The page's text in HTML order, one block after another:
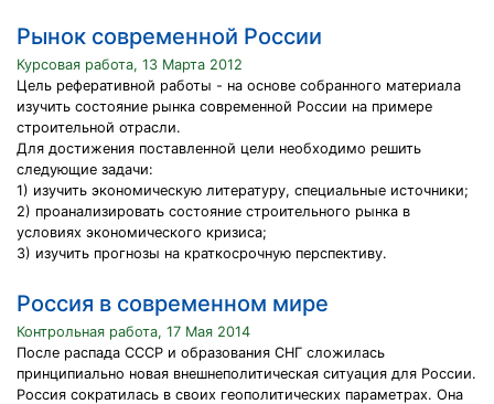
Рынок современной России
Курсовая работа, 13 Марта 2012
Цель реферативной работы - на основе собранного материала
изучить состояние рынка современной России на примере
строительной отрасли.
Для достижения поставленной цели необходимо решить
следующие задачи:
1) изучить экономическую литературу, специальные источники;
2) проанализировать состояние строительного рынка в
условиях экономического кризиса;
3) изучить прогнозы на краткосрочную перспективу.
Россия в современном мире
Контрольная работа, 17 Мая 2014
После распада СССР и образования СНГ сложилась
принципиально новая внешнеполитическая ситуация для России.
Россия сократилась в своих геополитических параметрах. Она